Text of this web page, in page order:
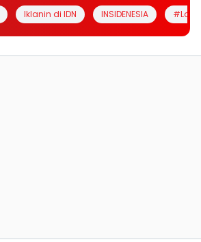
Iklanin di IDN INSIDENESIA